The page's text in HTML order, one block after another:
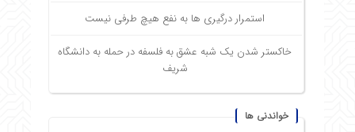
استمرار درگیری ها به نفع هیچ طرفی نیست
خاکستر شدن یک شبه عشق به فلسفه در حمله به دانشگاه
شریف
خواندنی ها